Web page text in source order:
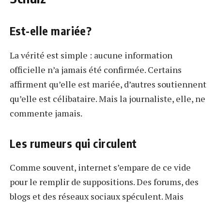
Est-elle mariée?
La vérité est simple : aucune information
officielle n’a jamais été confirmée. Certains
affirment qu’elle est mariée, d’autres soutiennent
qu’elle est célibataire. Mais la journaliste, elle, ne
commente jamais.
Les rumeurs qui circulent
Comme souvent, internet s’empare de ce vide
pour le remplir de suppositions. Des forums, des
blogs et des réseaux sociaux spéculent. Mais